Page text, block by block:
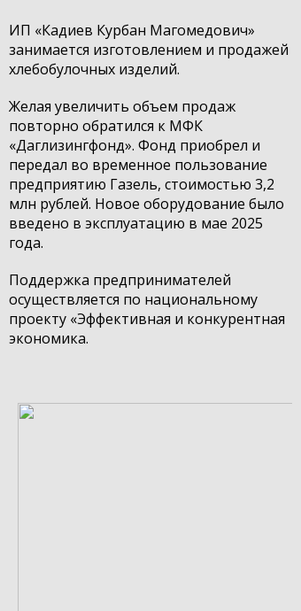
ИП «Кадиев Курбан Магомедович»
занимается изготовлением и продажей
хлебобулочных изделий.
Желая увеличить объем продаж
повторно обратился к МФК
«Даглизингфонд». Фонд приобрел и
передал во временное пользование
предприятию Газель, стоимостью 3,2
млн рублей. Новое оборудование было
введено в эксплуатацию в мае 2025
года.
Поддержка предпринимателей
осуществляется по национальному
проекту «Эффективная и конкурентная
экономика.